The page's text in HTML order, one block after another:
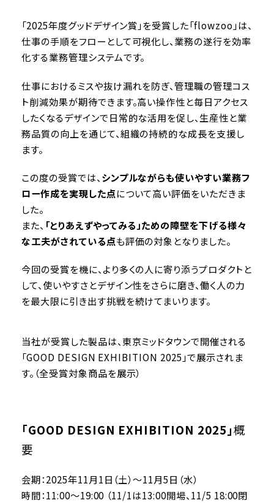
「2025年度グッドデザイン賞」を受賞した「flowzoo」は、
仕事の手順をフローとして可視化し、業務の遂行を効率
化する業務管理システムです。
仕事におけるミスや抜け漏れを防ぎ、管理職の管理コス
ト削減効果が期待できます。高い操作性と毎日アクセス
したくなるデザインで日常的な活用を促し、生産性と業
務品質の向上を通じて、組織の持続的な成長を支援し
ます。
この度の受賞では、 シンプルながらも使いやすい業務フ
ロー作成を実現した点について高い評価をいただきま
した。
また、 「とりあえずやってみる」ための障壁を下げる様々
な工夫がされている点も評価の対象となりました。
今回の受賞を機に、より多くの人に寄り添うプロダクトと
して、使いやすさとデザイン性をさらに磨き、働く人の力
を最大限に引き出す挑戦を続けてまいります。
当社が受賞した製品は、東京ミッドタウンで開催される
「GOOD DESIGN EXHIBITION 2025」で展示されま
す。（全受賞対象商品を展示）
「GOOD DESIGN EXHIBITION 2025」概
要
会期：2025年11月1日（土）～11月5日（水）
時間：11:00～19:00 （11/1は13:00開場、11/5 18:00閉